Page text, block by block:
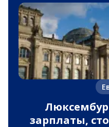
зарплаты,